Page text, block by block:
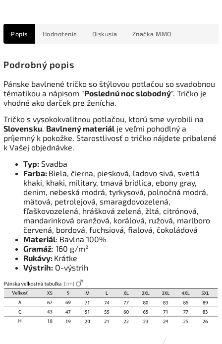
Popis Hodnotenie Diskusia Značka MMO
Podrobný popis
Pánske bavlnené tričko so štýlovou potlačou so svadobnou
tématikou a nápisom "Poslednú noc slobodný". Tričko je
vhodné ako darček pre ženícha.
Tričko s vysokokvalitnou potlačou, ktorú sme vyrobili na
Slovensku. Bavlnený materiál je veľmi pohodlný a
príjemný k pokožke. Starostlivosť o tričko nájdete pribalené
k Vašej objednávke.
Typ: Svadba
Farba: Biela, čierna, piesková, ľadovo sivá, svetlá
khaki, khaki, military, tmavá bridlica, ebony gray,
denim, nebeská modrá, tyrkysová, polnočná modrá,
mätová, petrolejová, smaragdovozelená,
fľaškovozelená, hrášková zelená, žltá, citrónová,
mandarinková oranžová, korálová, ružová, marlboro
červená, bordová, fuchsiová, fialová, čokoládová
Materiál: Bavlna 100%
Gramáž: 160 g/m²
Rukávy: Krátke
Výstrih: O-výstrih